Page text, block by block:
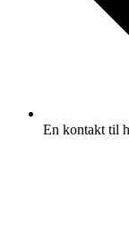
En kontakt til